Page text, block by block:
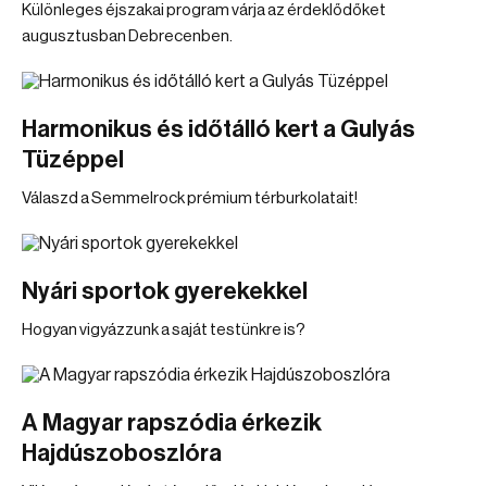
Különleges éjszakai program várja az érdeklődőket
augusztusban Debrecenben.
Harmonikus és időtálló kert a Gulyás
Tüzéppel
Válaszd a Semmelrock prémium térburkolatait!
Nyári sportok gyerekekkel
Hogyan vigyázzunk a saját testünkre is?
A Magyar rapszódia érkezik
Hajdúszoboszlóra